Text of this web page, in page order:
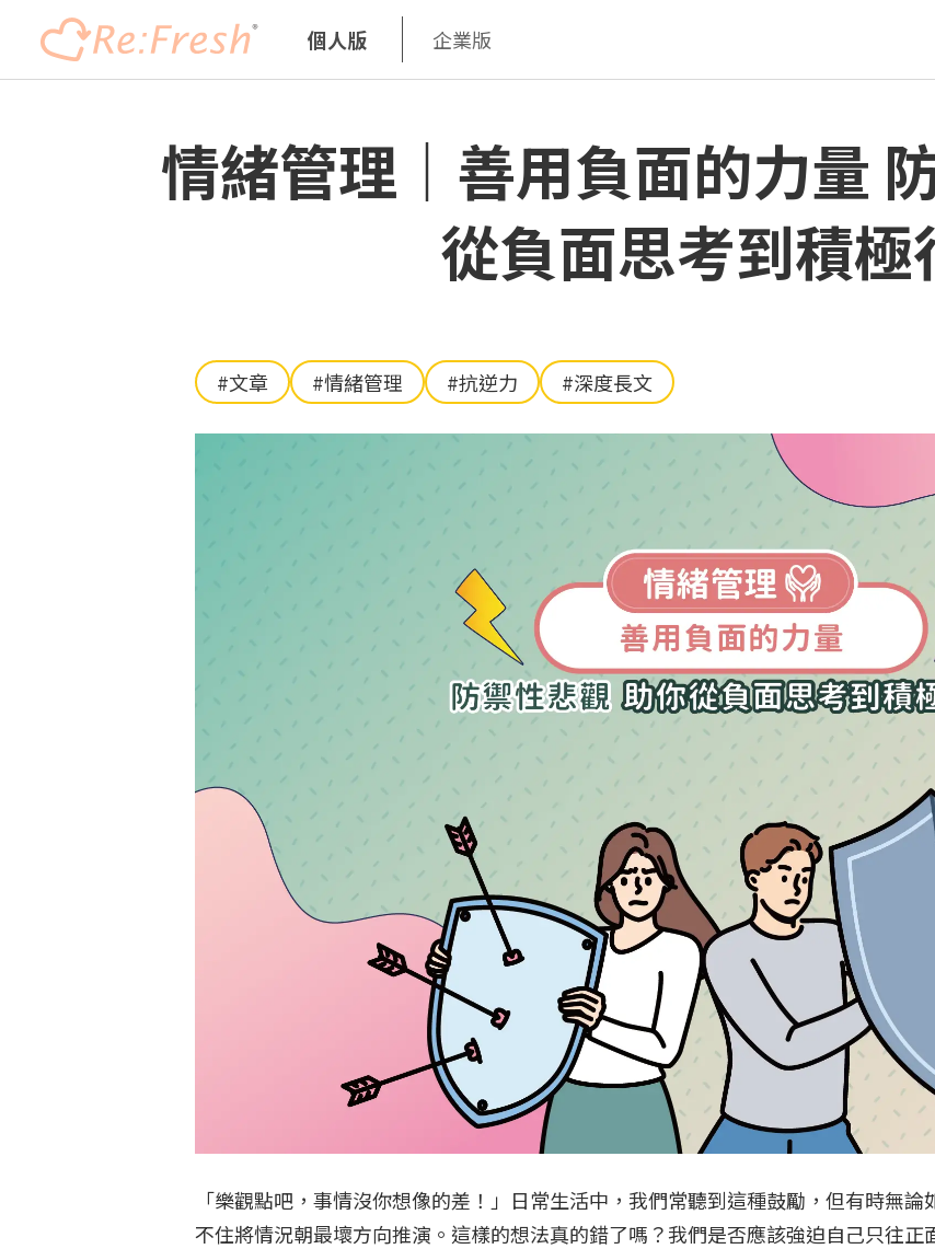
個人版 企業版
情緒管理｜善用負面的力量
從負面思考到積極
#文章 #情緒管理 #抗逆力 #深度長文
「樂觀點吧，事情沒你想像的差！」日常生活中，我們常聽到這種鼓勵，但有時無
不住將情況朝最壞方向推演。這樣的想法真的錯了嗎？我們是否應該強迫自己只往